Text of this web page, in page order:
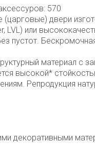
570
двери
LVL) или
пустот.
материал с
высокой*
Репродукция
декоративными